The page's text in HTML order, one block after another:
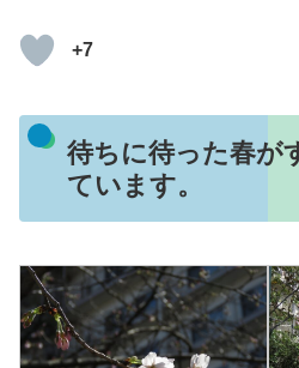
+7
待ちに待った春が
ています。